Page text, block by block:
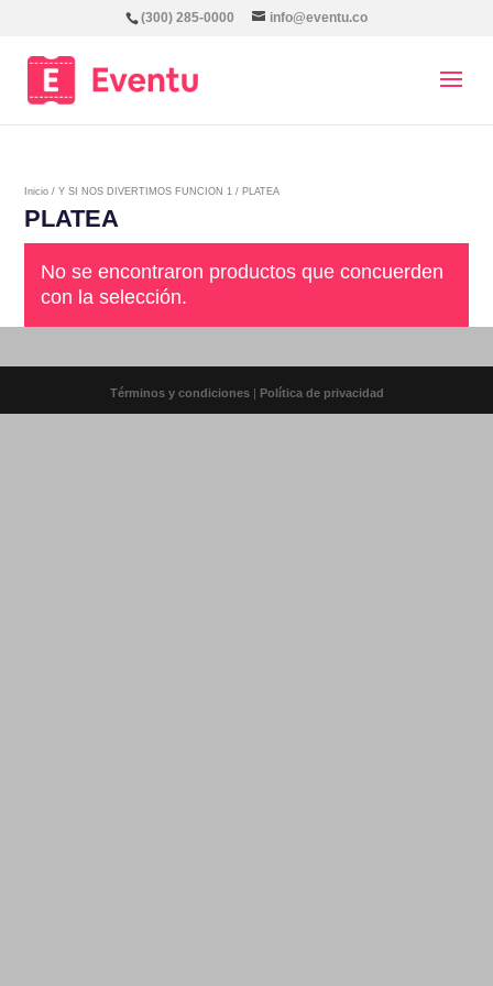
(300) 285-0000 info@eventu.co
Inicio /Y SI NOS DIVERTIMOS FUNCION 1 / PLATEA
PLATEA
No se encontraron productos que concuerden
con la selección.
Términos y condiciones | Política de privacidad